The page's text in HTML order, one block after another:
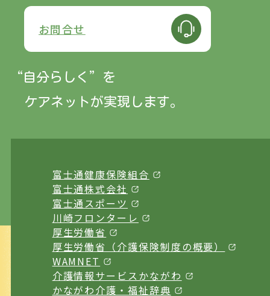
“自分らしく” を
ケアネットが実現します。
お問合せ
富士通健康保険組合
富士通株式会社
富士通スポーツ
川崎フロンターレ
厚生労働省
厚生労働省（介護保険制度の概要）
WAMNET
介護情報サービスかながわ
かながわ介護・福祉辞典